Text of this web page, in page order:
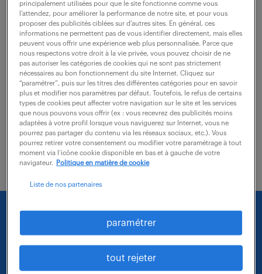
Rattaché à la Direction, vous pilotez l'ensemble des
activités de production pour garantir la performance
industrielle du site sur les axes Qualité, Coûts, Délais
et Sécurité. Vos missions...
voir l'offre
Nous faisons le maximum pour trouver un emploi
qui vous correspond parmi nos offres :
- métier et compétences : responsable de production
principalement utilisées pour que le site fonctionne comme vous
l’attendez, pour améliorer la performance de notre site, et pour vous
proposer des publicités ciblées sur d’autres sites. En général, ces
informations ne permettent pas de vous identifier directement, mais elles
peuvent vous offrir une expérience web plus personnalisée. Parce que
nous respectons votre droit à la vie privée, vous pouvez choisir de ne
pas autoriser les catégories de cookies qui ne sont pas strictement
nécessaires au bon fonctionnement du site Internet. Cliquez sur
“paramétrer”, puis sur les titres des différentes catégories pour en savoir
plus et modifier nos paramètres par défaut. Toutefois, le refus de certains
types de cookies peut affecter votre navigation sur le site et les services
que nous pouvons vous offrir (ex : vous recevrez des publicités moins
adaptées à votre profil lorsque vous naviguerez sur Internet, vous ne
pourrez pas partager du contenu via les réseaux sociaux, etc.). Vous
pourrez retirer votre consentement ou modifier votre paramétrage à tout
moment via l’icône cookie disponible en bas et à gauche de votre
navigateur.
Politique en matière de cookie
Liste de nos partenaires
paramétrer
tout rejeter